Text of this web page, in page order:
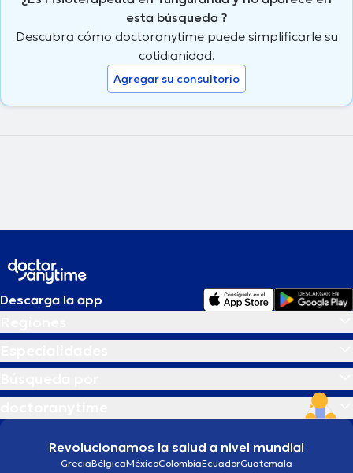
esta búsqueda ?
Descubra cómo doctoranytime puede simplificarle su
cotidianidad.
Agregar su consultorio
Descarga la app
Revolucionamos la salud a nivel mundial
GreciaBélgicaMéxicoColombiaEcuadorGuatemala